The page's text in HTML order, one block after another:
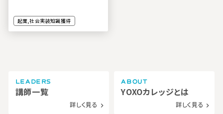
起業,社会実装知識獲得
LEADERS
講師一覧
詳しく見る navigate_next
ABOUT
YOXOカレッジとは
詳しく見る navigate_next